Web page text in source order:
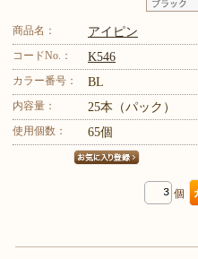
商品名： アイピン
コードNo.： K546
カラー番号： BL
内容量： 25本（パック）
使用個数： 65個
個